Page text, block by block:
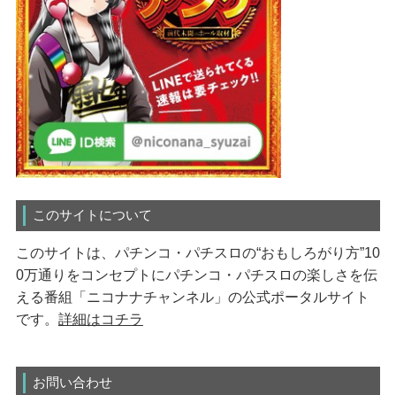
このサイトについて
このサイトは、パチンコ・パチスロの“おもしろがり方”10
0万通りをコンセプトにパチンコ・パチスロの楽しさを伝
える番組「ニコナナチャンネル」の公式ポータルサイト
です。 詳細はコチラ
お問い合わせ